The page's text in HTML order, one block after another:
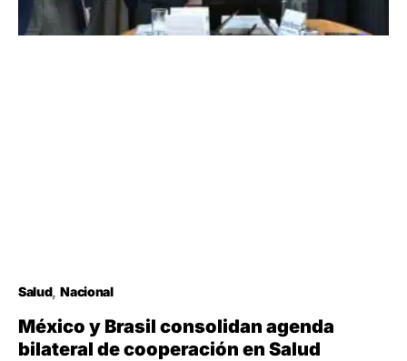
Salud Nacional
México y Brasil consolidan agenda
bilateral de cooperación en Salud